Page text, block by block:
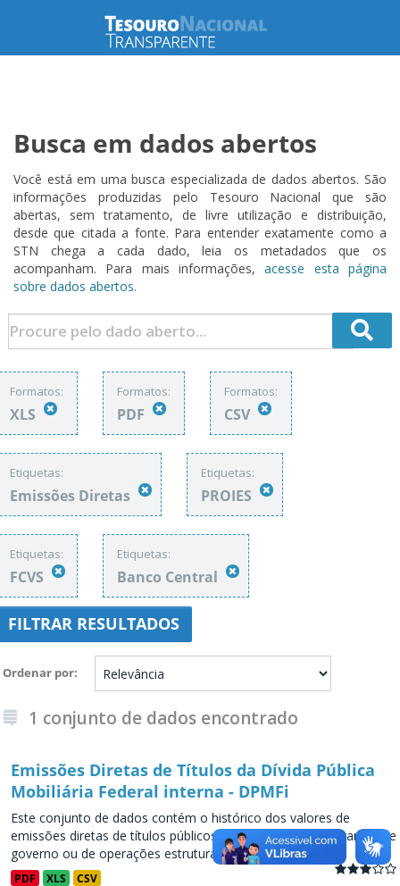
Busca em dados abertos
Você está em uma busca especializada de dados abertos. São
informações produzidas pelo Tesouro Nacional que são
abertas, sem tratamento, de livre utilização e distribuição,
desde que citada a fonte. Para entender exatamente como a
STN chega a cada dado, leia os metadados que os
acompanham. Para mais informações,acesse esta página
sobre dados abertos.
Formatos:
XLS
Formatos:
PDF
Formatos:
CSV
Etiquetas:
Emissões Diretas
Etiquetas:
PROIES
Etiquetas:
FCVS
Etiquetas:
Banco Central
FILTRAR RESULTADOS
Ordenar por
1 conjunto de dados encontrado
Emissões Diretas de Títulos da Dívida Pública
Mobiliária Federal interna - DPMFi
Este conjunto de dados contém o histórico dos valores de
emissões diretas de títulos públicos, decorrentes de programas de
governo ou de operações estruturadas, a partir de...
PDF XLS CSV